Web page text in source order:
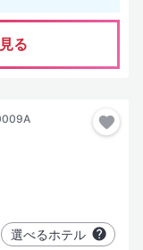
る
選べるホテル